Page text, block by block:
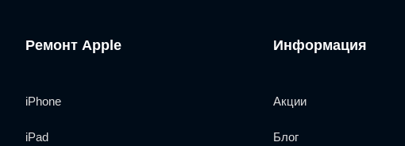
Ремонт Apple
iPhone
iPad
Информация
Акции
Блог